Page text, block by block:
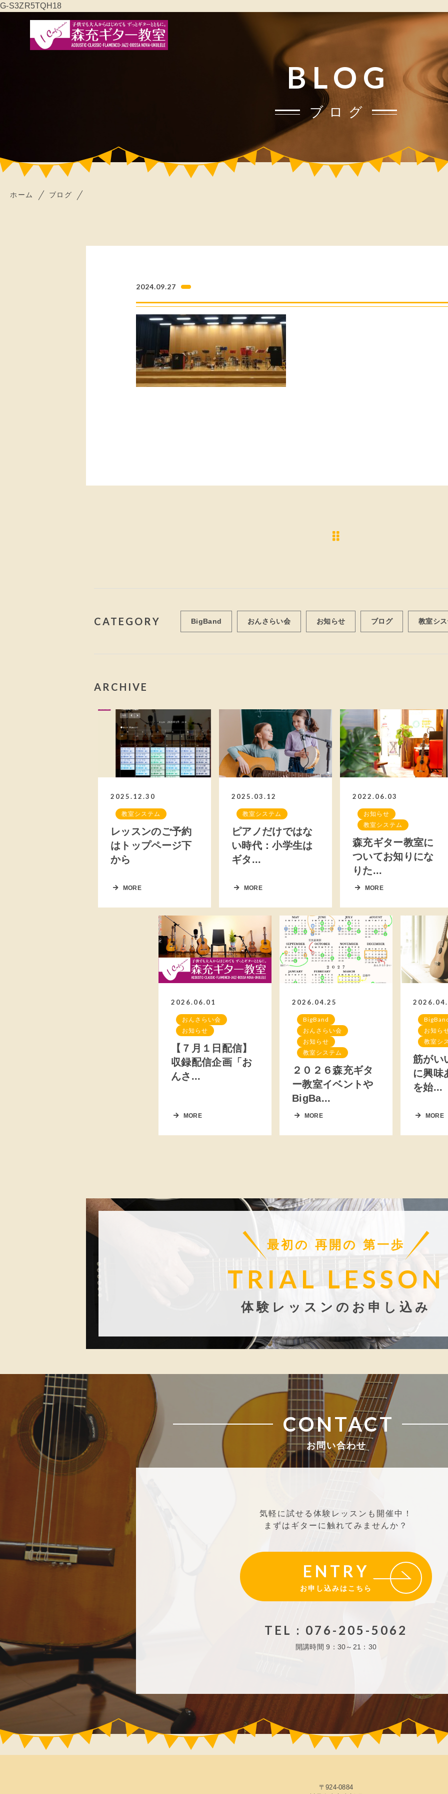
G-S3ZR5TQH18
BLOG
ブログ
ホーム ブログ
2024.09.27
CATEGORY BigBand おんさらい会 お知らせ ブログ 教室シ
ARCHIVE
2025.12.30
教室システム
レッスンのご予約
はトップページ下
から
MORE
2025.03.12
教室システム
ピアノだけではな
い時代：小学生は
ギタ...
MORE
2022.06.03
お知らせ
教室システム
森充ギター教室に
ついてお知りにな
りた...
MORE
2026.06.01
おんさらい会
お知らせ
【７月１日配信】
収録配信企画「お
んさ...
MORE
2026.04.25
BigBand
おんさらい会
お知らせ
教室システム
２０２６森充ギタ
ー教室イベントや
BigBa...
MORE
お知ら
教室シ
筋がい
に興味
を始...
MORE
最初の 再開の 第一歩
TRIAL LESSON
体験レッスンのお申し込み
CONTACT
お問い合わせ
気軽に試せる体験レッスンも開催中！
まずはギターに触れてみませんか？
ENTRY
お申し込みはこちら
TEL : 076-205-5062
開講時間 9：30～21：30
〒924-0884